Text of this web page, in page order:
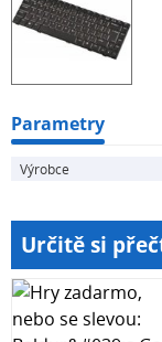
Parametry
Výrobce
Určitě si